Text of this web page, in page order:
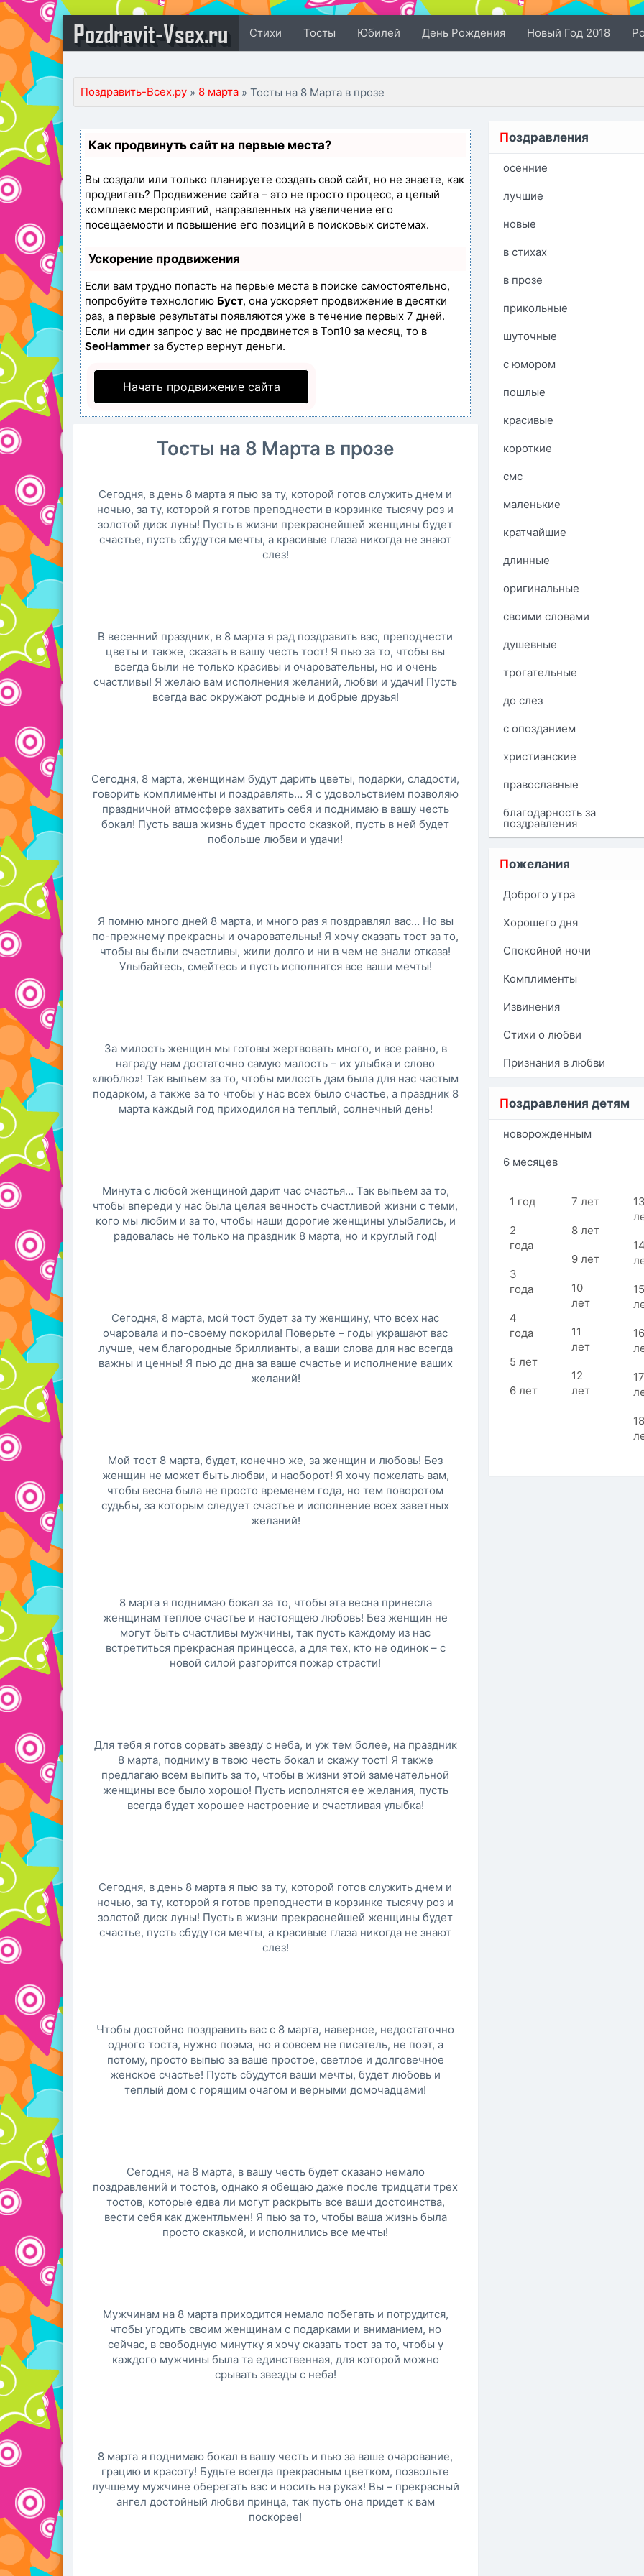
Pozdravit-Vsex.ru Стихи Тосты Юбилей День Рождения Новый Год 2018
Поздравить-Всех.ру » 8 марта » Тосты на 8 Марта в прозе
Как продвинуть сайт на первые места?
Вы создали или только планируете создать свой сайт, но не знаете, как
продвигать? Продвижение сайта – это не просто процесс, а целый
комплекс мероприятий, направленных на увеличение его
посещаемости и повышение его позиций в поисковых системах.
Ускорение продвижения
Если вам трудно попасть на первые места в поиске самостоятельно,
попробуйте технологию Буст, она ускоряет продвижение в десятки
раз, а первые результаты появляются уже в течение первых 7 дней.
Если ни один запрос у вас не продвинется в Топ10 за месяц, то в
SeoHammer за бустер вернут деньги.
Начать продвижение сайта
Тосты на 8 Марта в прозе
Сегодня, в день 8 марта я пью за ту, которой готов служить днем и
ночью, за ту, которой я готов преподнести в корзинке тысячу роз и
золотой диск луны! Пусть в жизни прекраснейшей женщины будет
счастье, пусть сбудутся мечты, а красивые глаза никогда не знают
слез!
В весенний праздник, в 8 марта я рад поздравить вас, преподнести
цветы и также, сказать в вашу честь тост! Я пью за то, чтобы вы
всегда были не только красивы и очаровательны, но и очень
счастливы! Я желаю вам исполнения желаний, любви и удачи! Пусть
всегда вас окружают родные и добрые друзья!
Сегодня, 8 марта, женщинам будут дарить цветы, подарки, сладости,
говорить комплименты и поздравлять… Я с удовольствием позволяю
праздничной атмосфере захватить себя и поднимаю в вашу честь
бокал! Пусть ваша жизнь будет просто сказкой, пусть в ней будет
побольше любви и удачи!
Я помню много дней 8 марта, и много раз я поздравлял вас… Но вы
по-прежнему прекрасны и очаровательны! Я хочу сказать тост за то,
чтобы вы были счастливы, жили долго и ни в чем не знали отказа!
Улыбайтесь, смейтесь и пусть исполнятся все ваши мечты!
За милость женщин мы готовы жертвовать много, и все равно, в
награду нам достаточно самую малость – их улыбка и слово
«люблю»! Так выпьем за то, чтобы милость дам была для нас частым
подарком, а также за то чтобы у нас всех было счастье, а праздник 8
марта каждый год приходился на теплый, солнечный день!
Минута с любой женщиной дарит час счастья… Так выпьем за то,
чтобы впереди у нас была целая вечность счастливой жизни с теми,
кого мы любим и за то, чтобы наши дорогие женщины улыбались, и
радовалась не только на праздник 8 марта, но и круглый год!
Сегодня, 8 марта, мой тост будет за ту женщину, что всех нас
очаровала и по-своему покорила! Поверьте – годы украшают вас
лучше, чем благородные бриллианты, а ваши слова для нас всегда
важны и ценны! Я пью до дна за ваше счастье и исполнение ваших
желаний!
Мой тост 8 марта, будет, конечно же, за женщин и любовь! Без
женщин не может быть любви, и наоборот! Я хочу пожелать вам,
чтобы весна была не просто временем года, но тем поворотом
судьбы, за которым следует счастье и исполнение всех заветных
желаний!
8 марта я поднимаю бокал за то, чтобы эта весна принесла
женщинам теплое счастье и настоящею любовь! Без женщин не
могут быть счастливы мужчины, так пусть каждому из нас
встретиться прекрасная принцесса, а для тех, кто не одинок – с
новой силой разгорится пожар страсти!
Для тебя я готов сорвать звезду с неба, и уж тем более, на праздник
8 марта, подниму в твою честь бокал и скажу тост! Я также
предлагаю всем выпить за то, чтобы в жизни этой замечательной
женщины все было хорошо! Пусть исполнятся ее желания, пусть
всегда будет хорошее настроение и счастливая улыбка!
Сегодня, в день 8 марта я пью за ту, которой готов служить днем и
ночью, за ту, которой я готов преподнести в корзинке тысячу роз и
золотой диск луны! Пусть в жизни прекраснейшей женщины будет
счастье, пусть сбудутся мечты, а красивые глаза никогда не знают
слез!
Чтобы достойно поздравить вас с 8 марта, наверное, недостаточно
одного тоста, нужно поэма, но я совсем не писатель, не поэт, а
потому, просто выпью за ваше простое, светлое и долговечное
женское счастье! Пусть сбудутся ваши мечты, будет любовь и
теплый дом с горящим очагом и верными домочадцами!
Сегодня, на 8 марта, в вашу честь будет сказано немало
поздравлений и тостов, однако я обещаю даже после тридцати трех
тостов, которые едва ли могут раскрыть все ваши достоинства,
вести себя как джентльмен! Я пью за то, чтобы ваша жизнь была
просто сказкой, и исполнились все мечты!
Мужчинам на 8 марта приходится немало побегать и потрудится,
чтобы угодить своим женщинам с подарками и вниманием, но
сейчас, в свободную минутку я хочу сказать тост за то, чтобы у
каждого мужчины была та единственная, для которой можно
срывать звезды с неба!
8 марта я поднимаю бокал в вашу честь и пью за ваше очарование,
грацию и красоту! Будьте всегда прекрасным цветком, позвольте
лучшему мужчине оберегать вас и носить на руках! Вы – прекрасный
ангел достойный любви принца, так пусть она придет к вам
поскорее!
Поздравления
осенние
лучшие
новые
в стихах
в прозе
прикольные
шуточные
с юмором
пошлые
красивые
короткие
смс
маленькие
кратчайшие
длинные
оригинальные
своими словами
душевные
трогательные
до слез
с опозданием
христианские
православные
благодарность за
поздравления
Пожелания
Доброго утра
Хорошего дня
Спокойной ночи
Комплименты
Извинения
Стихи о любви
Признания в любви
Поздравления детям
новорожденным
6 месяцев
1 год
2
года
3
года
4
года
5 лет
6 лет
7 лет
8 лет
9 лет
10
лет
11
лет
12
лет
13
14
15
16
17
18